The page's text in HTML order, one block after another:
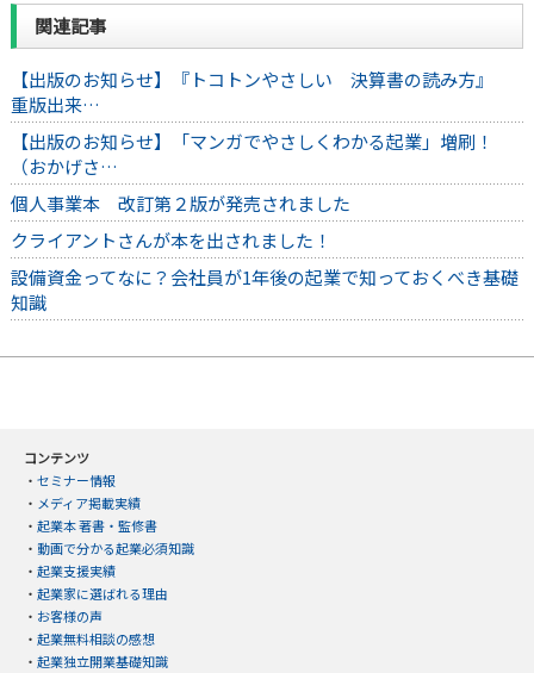
関連記事
【出版のお知らせ】『トコトンやさしい 決算書の読み方』
重版出来…
【出版のお知らせ】「マンガでやさしくわかる起業」増刷！
（おかげさ…
個人事業本 改訂第２版が発売されました
クライアントさんが本を出されました！
設備資金ってなに？会社員が1年後の起業で知っておくべき基礎
知識
コンテンツ
・ セミナー情報
・ メディア掲載実績
・ 起業本 著書・監修書
・ 動画で分かる起業必須知識
・ 起業支援実績
・ 起業家に選ばれる理由
・ お客様の声
・ 起業無料相談の感想
・ 起業独立開業基礎知識